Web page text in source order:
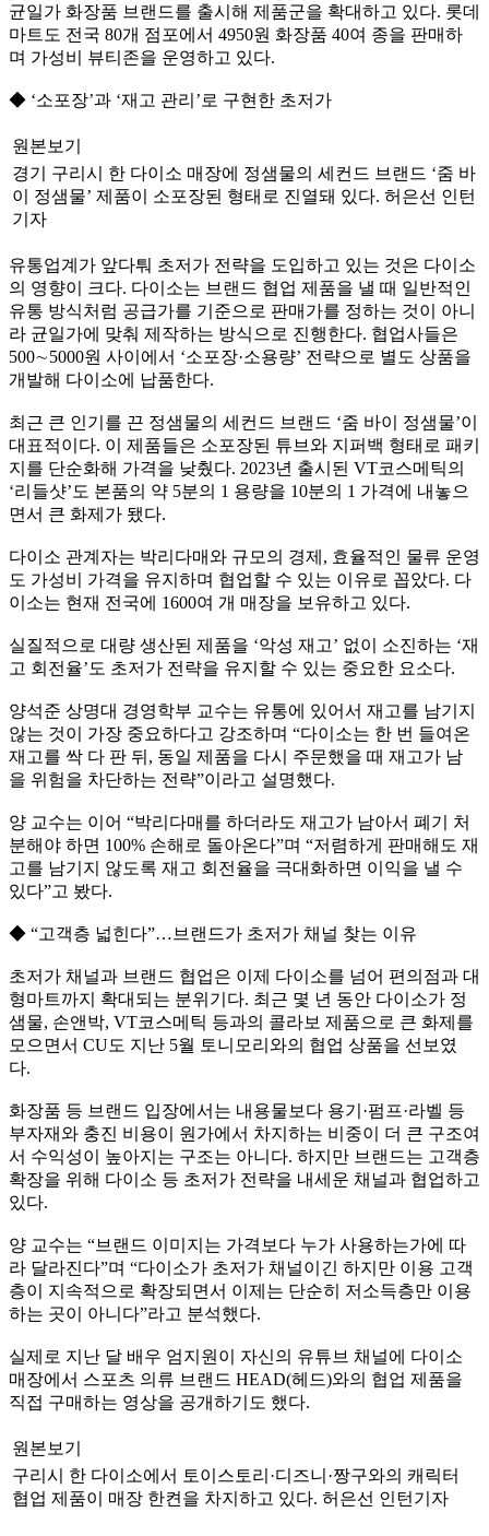
균일가 화장품 브랜드를 출시해 제품군을 확대하고 있다. 롯데
마트도 전국 80개 점포에서 4950원 화장품 40여 종을 판매하
며 가성비 뷰티존을 운영하고 있다.
◆ ‘소포장’과 ‘재고 관리’로 구현한 초저가
원본보기
경기 구리시 한 다이소 매장에 정샘물의 세컨드 브랜드 ‘줌 바
이 정샘물’ 제품이 소포장된 형태로 진열돼 있다. 허은선 인턴
기자
유통업계가 앞다퉈 초저가 전략을 도입하고 있는 것은 다이소
의 영향이 크다. 다이소는 브랜드 협업 제품을 낼 때 일반적인
유통 방식처럼 공급가를 기준으로 판매가를 정하는 것이 아니
라 균일가에 맞춰 제작하는 방식으로 진행한다. 협업사들은
500∼5000원 사이에서 ‘소포장·소용량’ 전략으로 별도 상품을
개발해 다이소에 납품한다.
최근 큰 인기를 끈 정샘물의 세컨드 브랜드 ‘줌 바이 정샘물’이
대표적이다. 이 제품들은 소포장된 튜브와 지퍼백 형태로 패키
지를 단순화해 가격을 낮췄다. 2023년 출시된 VT코스메틱의
‘리들샷’도 본품의 약 5분의 1 용량을 10분의 1 가격에 내놓으
면서 큰 화제가 됐다.
다이소 관계자는 박리다매와 규모의 경제, 효율적인 물류 운영
도 가성비 가격을 유지하며 협업할 수 있는 이유로 꼽았다. 다
이소는 현재 전국에 1600여 개 매장을 보유하고 있다.
실질적으로 대량 생산된 제품을 ‘악성 재고’ 없이 소진하는 ‘재
고 회전율’도 초저가 전략을 유지할 수 있는 중요한 요소다.
양석준 상명대 경영학부 교수는 유통에 있어서 재고를 남기지
않는 것이 가장 중요하다고 강조하며 “다이소는 한 번 들여온
재고를 싹 다 판 뒤, 동일 제품을 다시 주문했을 때 재고가 남
을 위험을 차단하는 전략”이라고 설명했다.
양 교수는 이어 “박리다매를 하더라도 재고가 남아서 폐기 처
분해야 하면 100% 손해로 돌아온다”며 “저렴하게 판매해도 재
고를 남기지 않도록 재고 회전율을 극대화하면 이익을 낼 수
있다”고 봤다.
◆ “고객층 넓힌다”…브랜드가 초저가 채널 찾는 이유
초저가 채널과 브랜드 협업은 이제 다이소를 넘어 편의점과 대
형마트까지 확대되는 분위기다. 최근 몇 년 동안 다이소가 정
샘물, 손앤박, VT코스메틱 등과의 콜라보 제품으로 큰 화제를
모으면서 CU도 지난 5월 토니모리와의 협업 상품을 선보였
다.
화장품 등 브랜드 입장에서는 내용물보다 용기·펌프·라벨 등
부자재와 충진 비용이 원가에서 차지하는 비중이 더 큰 구조여
서 수익성이 높아지는 구조는 아니다. 하지만 브랜드는 고객층
확장을 위해 다이소 등 초저가 전략을 내세운 채널과 협업하고
있다.
양 교수는 “브랜드 이미지는 가격보다 누가 사용하는가에 따
라 달라진다”며 “다이소가 초저가 채널이긴 하지만 이용 고객
층이 지속적으로 확장되면서 이제는 단순히 저소득층만 이용
하는 곳이 아니다”라고 분석했다.
실제로 지난 달 배우 엄지원이 자신의 유튜브 채널에 다이소
매장에서 스포츠 의류 브랜드 HEAD(헤드)와의 협업 제품을
직접 구매하는 영상을 공개하기도 했다.
원본보기
구리시 한 다이소에서 토이스토리·디즈니·짱구와의 캐릭터
협업 제품이 매장 한켠을 차지하고 있다. 허은선 인턴기자